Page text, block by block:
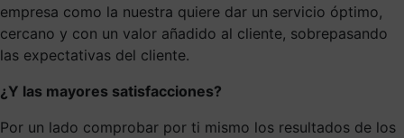
empresa como la nuestra quiere dar un servicio óptimo,
cercano y con un valor añadido al cliente, sobrepasando
las expectativas del cliente.
¿Y las mayores satisfacciones?
Por un lado comprobar por ti mismo los resultados de los